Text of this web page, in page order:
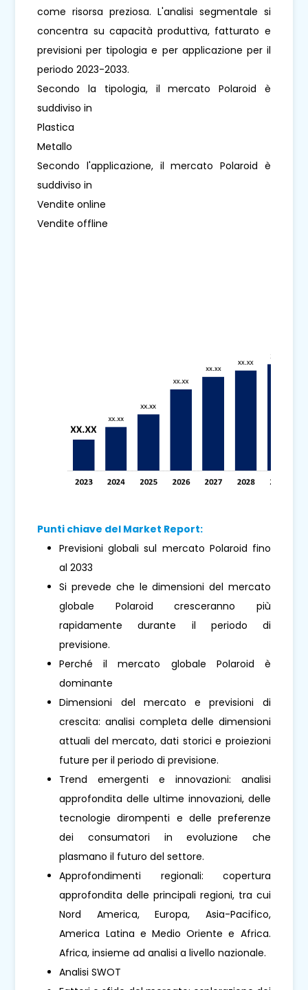
come risorsa preziosa. L'analisi segmentale si
concentra su capacità produttiva, fatturato e
previsioni per tipologia e per applicazione per il
periodo 2023-2033.
Secondo la tipologia, il mercato Polaroid è
suddiviso in
Plastica
Metallo
Secondo l'applicazione, il mercato Polaroid è
suddiviso in
Vendite online
Vendite offline
Punti chiave del Market Report:
Previsioni globali sul mercato Polaroid fino
al 2033
Si prevede che le dimensioni del mercato
globale Polaroid cresceranno più
rapidamente durante il periodo di
previsione.
Perché il mercato globale Polaroid è
dominante
Dimensioni del mercato e previsioni di
crescita: analisi completa delle dimensioni
attuali del mercato, dati storici e proiezioni
future per il periodo di previsione.
Trend emergenti e innovazioni: analisi
approfondita delle ultime innovazioni, delle
tecnologie dirompenti e delle preferenze
dei consumatori in evoluzione che
plasmano il futuro del settore.
Approfondimenti regionali: copertura
approfondita delle principali regioni, tra cui
Nord America, Europa, Asia-Pacifico,
America Latina e Medio Oriente e Africa.
Africa, insieme ad analisi a livello nazionale.
Analisi SWOT